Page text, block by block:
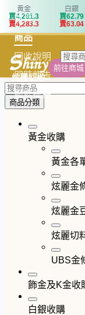
黃金
買4,281.3
賣4,283.3
白銀
買62.79
賣63.04
炫麗回收
前往商城
首頁
商品
回收說明
即時牌告
服務據點
商品分類
黃金收購
黃金各
炫麗金
炫麗金
炫麗切
UBS金
飾金及K金收
白銀收購